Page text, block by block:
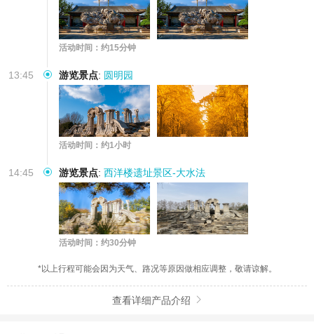
活动时间：约15分钟
13:45 游览景点: 圆明园
活动时间：约1小时
14:45 游览景点: 西洋楼遗址景区-大水法
活动时间：约30分钟
*以上行程可能会因为天气、路况等原因做相应调整，敬请谅解。
查看详细产品介绍 